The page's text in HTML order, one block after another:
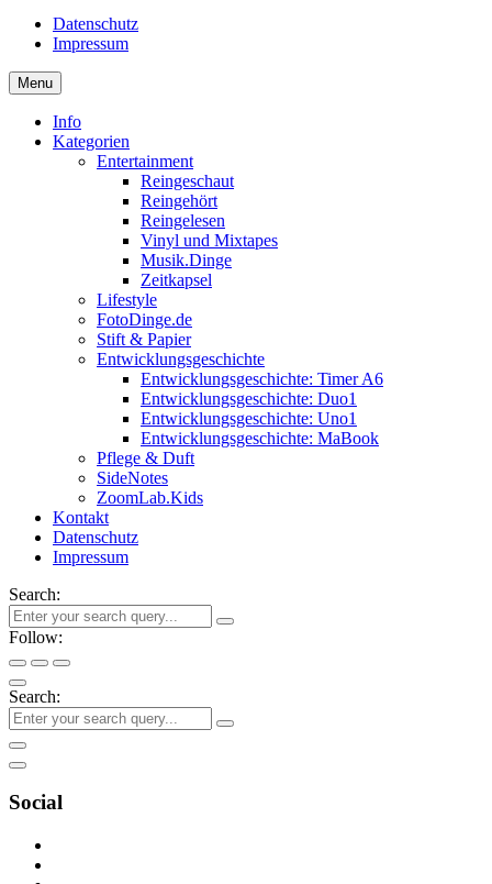
Datenschutz
Impressum
Menu
Info
Kategorien
Entertainment
Reingeschaut
Reingehört
Reingelesen
Vinyl und Mixtapes
Musik.Dinge
Zeitkapsel
Lifestyle
FotoDinge.de
Stift & Papier
Entwicklungsgeschichte
Entwicklungsgeschichte: Timer A6
Entwicklungsgeschichte: Duo1
Entwicklungsgeschichte: Uno1
Entwicklungsgeschichte: MaBook
Pflege & Duft
SideNotes
ZoomLab.Kids
Kontakt
Datenschutz
Impressum
Search:
Follow:
Search:
Social